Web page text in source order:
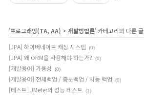
'프로그래밍(TA, AA) > 개발방법론' 카테고리의 다른 글
[JPA] 하이버네이트 캐싱 시스템
(0)
[JPA] 왜 ORM을 사용해야 하는가? (0)
[개발용어] 가용성 (0)
[개발용어] 전체백업 / 증분백업 / 차등 백업 (0)
[테스트] JMeter와 성능 테스트 (1)